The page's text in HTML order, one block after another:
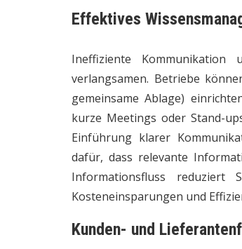
Effektives
Ineffiziente Kommunikation
verlangsamen. Betriebe
gemeinsame Ablage)
kurze Meetings oder Stand-
Einführung klarer
dafür, dass relevante
Informationsfluss reduziert
Kosteneinsparungen und
Kunden- und